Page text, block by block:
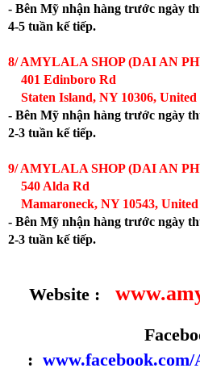
- Bên Mỹ nhận hàng trước ngày
4-5 tuần kế tiếp.
8/ AMYLALA SHOP (DAI AN
401 Edinboro Rd
Staten Island, NY 10306, United
- Bên Mỹ nhận hàng trước ngày
2-3 tuần kế tiếp.
9/ AMYLALA SHOP (DAI AN
540 Alda Rd
Mamaroneck, NY 10543, United
- Bên Mỹ nhận hàng trước ngày
2-3 tuần kế tiếp.
Website :
: